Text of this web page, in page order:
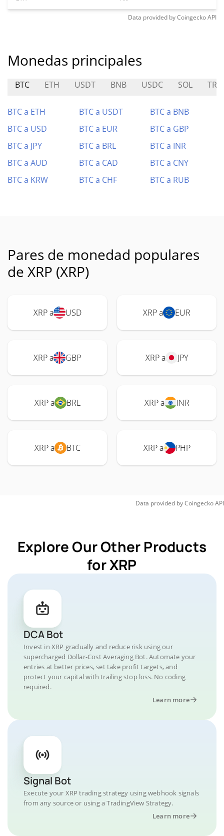
Data provided byCoingeckoAPI
Monedas principales
BTC ETH USDT BNB USDC SOL TRX
BTC a ETH BTC a USDT
BTC a BNB
BTC a USD
BTC a EUR
BTC a GBP
BTC a JPY
BTC a BRL
BTC a INR
BTC a AUD
BTC a CAD
BTC a CNY
BTC a KRW
BTC a CHF BTC a RUB
Pares de monedad populares
de XRP (XRP)
XRP a USD XRP a EUR
XRP a GBP XRP a JPY
XRP a BRL XRP a INR
XRP a BTC XRP a PHP
Data provided byCoingeckoAPI
Explore Our Other Products
for XRP
DCA Bot
Invest in XRP gradually and reduce risk using our
supercharged Dollar-Cost Averaging Bot. Automate your
entries at better prices, set take profit targets, and
protect your capital with trailing stop loss. No coding
required.
Learn more
Signal Bot
Execute your XRP trading strategy using webhook signals
from any source or using a TradingView Strategy.
Learn more